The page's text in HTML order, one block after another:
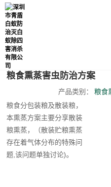
粮食熏蒸害虫防治方案
产品类别：
粮食
粮食分包装粮及散装粮，
本熏蒸方案主要分享散装
粮熏蒸，（散装贮粮熏蒸
存在着气体分布的特殊问
题,该问题单独讨论)。